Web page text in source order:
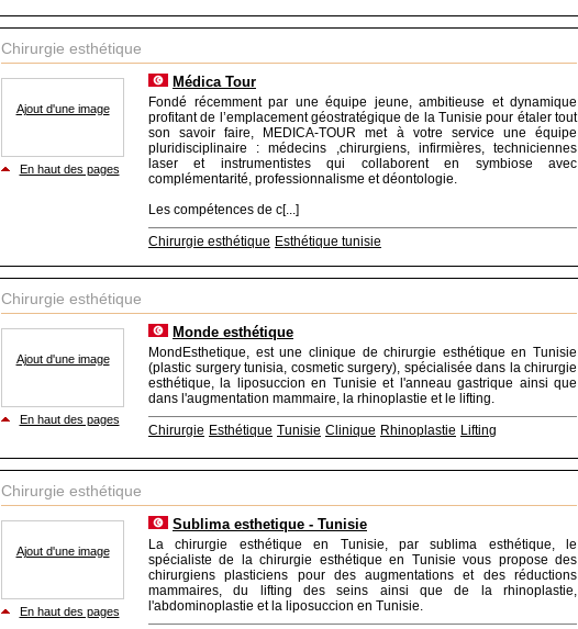
Chirurgie esthétique
Ajout d'une image
En haut des pages
Médica Tour
Fondé récemment par une équipe jeune, ambitieuse et dynamique
profitant de l’emplacement géostratégique de la Tunisie pour étaler tout
son savoir faire, MEDICA-TOUR met à votre service une équipe
pluridisciplinaire : médecins ,chirurgiens, infirmières, techniciennes
laser et instrumentistes qui collaborent en symbiose avec
complémentarité, professionnalisme et déontologie.
Les compétences de c[...]
Chirurgie esthétique Esthétique tunisie
Chirurgie esthétique
Ajout d'une image
En haut des pages
Monde esthétique
MondEsthetique, est une clinique de chirurgie esthétique en Tunisie
(plastic surgery tunisia, cosmetic surgery), spécialisée dans la chirurgie
esthétique, la liposuccion en Tunisie et l'anneau gastrique ainsi que
dans l'augmentation mammaire, la rhinoplastie et le lifting.
Chirurgie Esthétique Tunisie Clinique Rhinoplastie Lifting
Chirurgie esthétique
Ajout d'une image
En haut des pages
Sublima esthetique - Tunisie
La chirurgie esthétique en Tunisie, par sublima esthétique, le
spécialiste de la chirurgie esthétique en Tunisie vous propose des
chirurgiens plasticiens pour des augmentations et des réductions
mammaires, du lifting des seins ainsi que de la rhinoplastie,
l'abdominoplastie et la liposuccion en Tunisie.